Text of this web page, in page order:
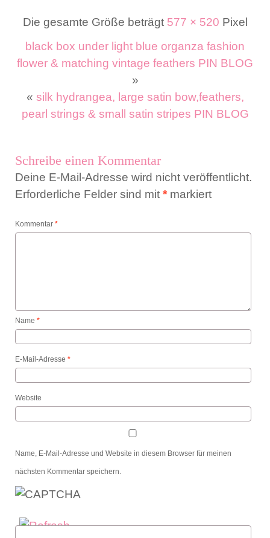
Die gesamte Größe beträgt 577 × 520 Pixel
black box under light blue organza fashion
flower & matching vintage feathers PIN BLOG
»
« silk hydrangea, large satin bow,feathers,
pearl strings & small satin stripes PIN BLOG
Schreibe einen Kommentar
Deine E-Mail-Adresse wird nicht veröffentlicht.
Erforderliche Felder sind mit *markiert
Kommentar *
Name *
E-Mail-Adresse *
Website
Name, E-Mail-Adresse und Website in diesem Browser für meinen
nächsten Kommentar speichern.